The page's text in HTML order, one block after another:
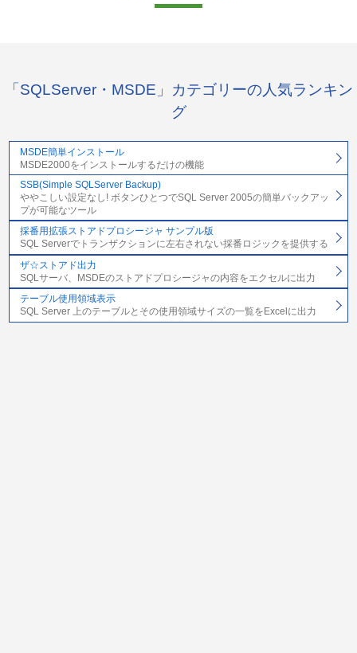
「SQLServer・MSDE」カテゴリーの人気ランキン
グ
MSDE簡単インストール
MSDE2000をインストールするだけの機能
SSB(Simple SQLServer Backup)
ややこしい設定なし! ボタンひとつでSQL Server 2005の簡単バックアッ
プが可能なツール
採番用拡張ストアドプロシージャ サンプル版
SQL Serverでトランザクションに左右されない採番ロジックを提供する
ザ☆ストアド出力
SQLサーバ、MSDEのストアドプロシージャの内容をエクセルに出力
テーブル使用領域表示
SQL Server 上のテーブルとその使用領域サイズの一覧をExcelに出力